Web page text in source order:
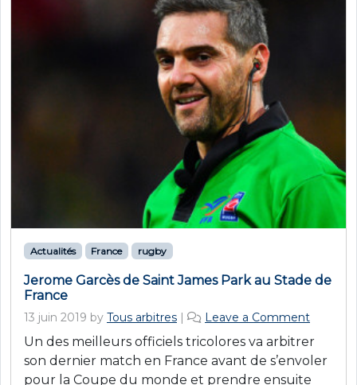
Actualités France rugby
Jerome Garcès de Saint James Park au Stade de
France
13 juin 2019 by Tous arbitres | Leave a Comment
Un des meilleurs officiels tricolores va arbitrer
son dernier match en France avant de s’envoler
pour la Coupe du monde et prendre ensuite